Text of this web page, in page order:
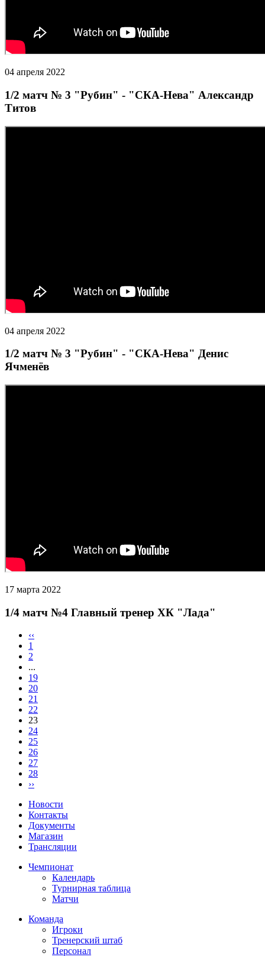
04 апреля 2022
1/2 матч № 3 "Рубин" - "СКА-Нева" Александр
Титов
04 апреля 2022
1/2 матч № 3 "Рубин" - "СКА-Нева" Денис
Ячменёв
17 марта 2022
1/4 матч №4 Главный тренер ХК "Лада"
‹‹
1
2
...
19
20
21
22
23
24
25
26
27
28
››
Новости
Контакты
Документы
Магазин
Трансляции
Чемпионат
Календарь
Турнирная таблица
Матчи
Команда
Игроки
Тренерский штаб
Персонал